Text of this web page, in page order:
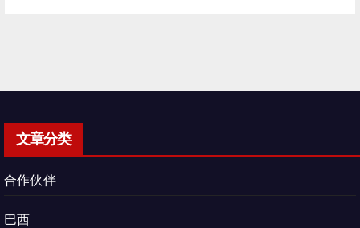
文章分类
合作伙伴
巴西